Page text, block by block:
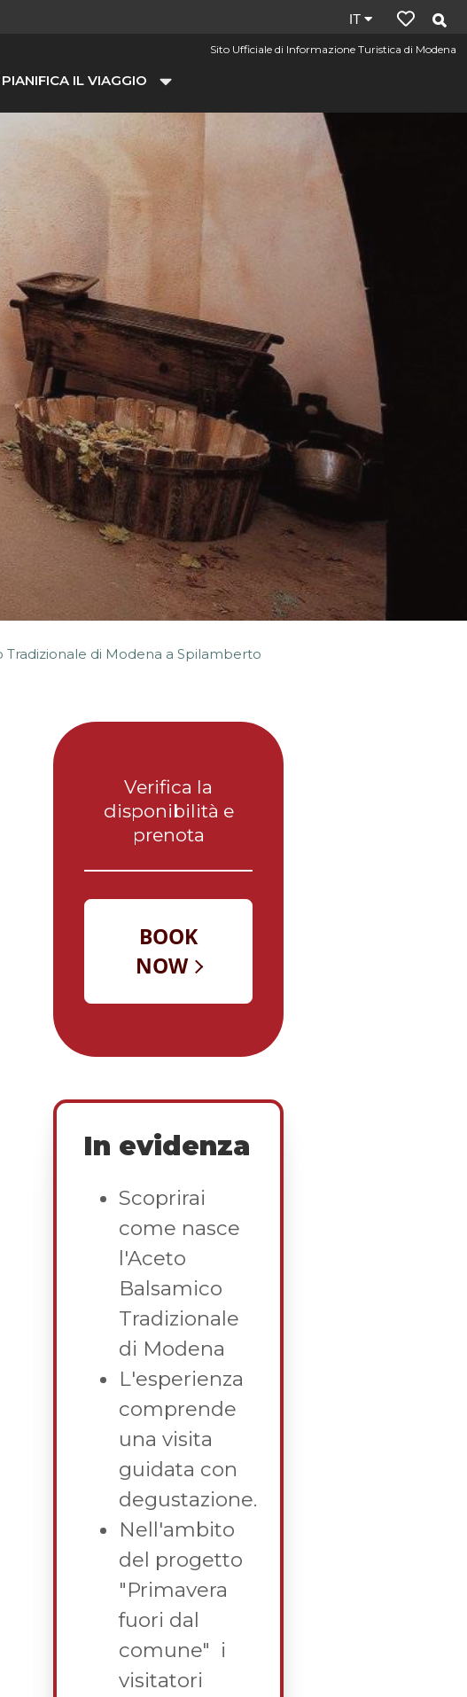
Sito Ufficiale di Informazione Turistica di Modena
PIANIFICA IL VIAGGIO
Lingua
del
IT
di Modena a Spilamberto
Verifica la
disponibilità e
prenota
In evidenza
Scoprirai
come nasce
l'Aceto
Balsamico
Tradizionale
di Modena
L'esperienza
comprende
una visita
guidata con
degustazione.
Nell'ambito
del progetto
"Primavera
fuori dal
comune" i
visitatori